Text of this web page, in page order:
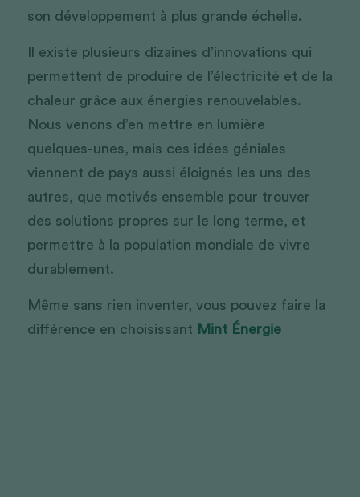
son développement à plus grande échelle.
Il existe plusieurs dizaines d’innovations qui
permettent de produire de l’électricité et de la
chaleur grâce aux énergies renouvelables.
Nous venons d’en mettre en lumière
quelques-unes, mais ces idées géniales
viennent de pays aussi éloignés les uns des
autres, que motivés ensemble pour trouver
des solutions propres sur le long terme, et
permettre à la population mondiale de vivre
durablement.
Même sans rien inventer, vous pouvez faire la
différence en choisissant Mint Énergie